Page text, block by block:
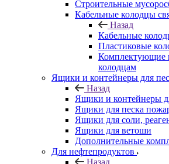
Строительные
Кабельные колодцы
Назад
Кабельные
Пластиковые
Комплектующие
колодцам
Ящики и контейнеры для
Назад
Ящики и контейнеры
Ящики для песка
Ящики для соли,
Ящики для ветоши
Дополнительные
Для нефтепродуктов
Назад